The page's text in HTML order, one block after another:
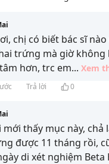
chị có biết bác sĩ
trứng mà giờ không
hơn, trc em... Xem
Trả lời 0
thấy mục này, chả
được 11 tháng rồi,
di xét nghiệm Beta